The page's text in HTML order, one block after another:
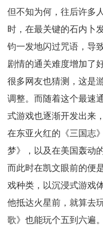
但不知为何，往后许多
时，在最关键的石内卜
钧一发地闪过咒语，导
剧情的通关难度增加了
很多网友也猜测，这是
调整。而随着这个最速
式游戏也逐渐开发出来
在东亚火红的《三国志
梦》，以及在美国轰动
而此时在凯文眼前的便
戏种类，以沉浸式游戏
他抵达火星前，就算去
歌》也能玩个五到六遍。